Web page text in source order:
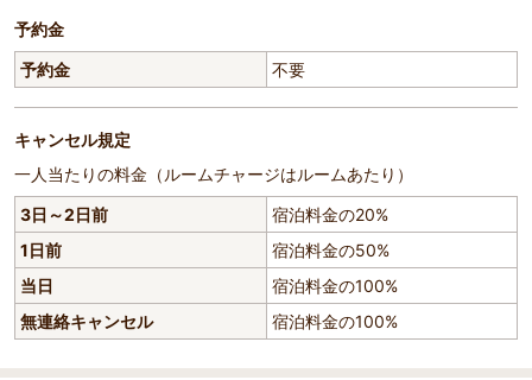
予約金
予約金
不要
キャンセル規定
一人当たりの料金（ルームチャージはルームあたり）
3日～2日前
宿泊料金の20%
1日前
宿泊料金の50%
当日
宿泊料金の100%
無連絡キャンセル
宿泊料金の100%